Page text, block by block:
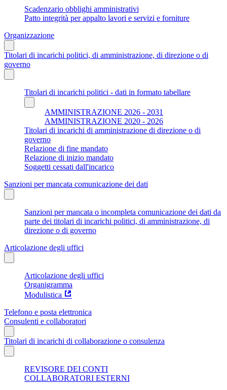
Scadenzario obblighi amministrativi
Patto integrità per appalto lavori e servizi e forniture
Organizzazione
Titolari di incarichi politici, di amministrazione, di direzione o di
governo
Titolari di incarichi politici - dati in formato tabellare
AMMINISTRAZIONE 2026 - 2031
AMMINISTRAZIONE 2020 - 2026
Titolari di incarichi di amministrazione di direzione o di
governo
Relazione di fine mandato
Relazione di inizio mandato
Soggetti cessati dall'incarico
Sanzioni per mancata comunicazione dei dati
Sanzioni per mancata o incompleta comunicazione dei dati da
parte dei titolari di incarichi politici, di amministrazione, di
direzione o di governo
Articolazione degli uffici
Articolazione degli uffici
Organigramma
Modulistica
Telefono e posta elettronica
Consulenti e collaboratori
Titolari di incarichi di collaborazione o consulenza
REVISORE DEI CONTI
COLLABORATORI ESTERNI